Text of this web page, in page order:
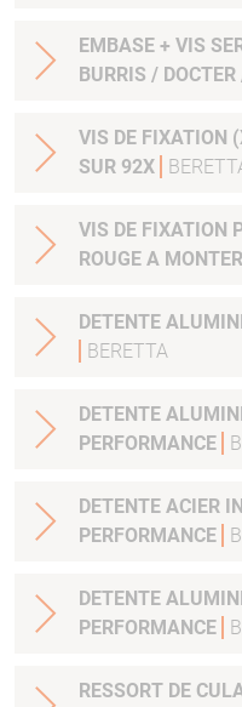
EMBASE + VIS
BURRIS /
VIS DE FIXATION (X2)
SUR 92X
VIS DE FIXATION
ROUGE A
DETENTE
BERETTA
DETENTE
PERFORMANCE
DETENTE ACIER
PERFORMANCE
DETENTE
PERFORMANCE
RESSORT DE